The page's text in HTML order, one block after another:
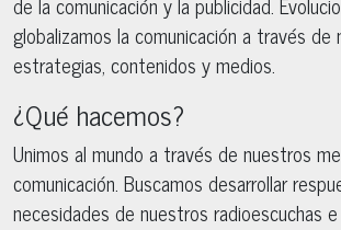
globalizamos la comunicación a través de
estrategias, contenidos y medios.
¿Qué hacemos?
Unimos al mundo a través de nuestros
comunicación. Buscamos desarrollar
necesidades de nuestros radioescuchas